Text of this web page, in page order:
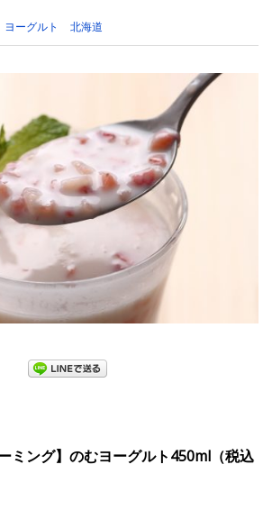
ヨーグルト 北海道
ミング】のむヨーグルト450ml（税込